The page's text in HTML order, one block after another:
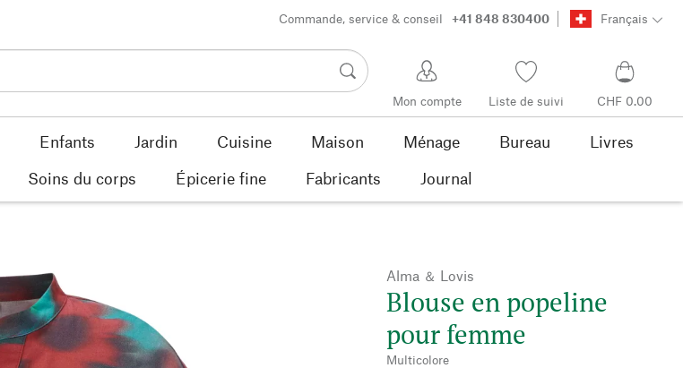
Commande, service & conseil +41 848 830400 Français
Mon compte Liste de suivi CHF 0.00
Enfants Jardin Cuisine Maison Ménage Bureau
Livres
Soins du corps Épicerie fine Fabricants Journal
Alma ＆ Lovis
Blouse en popeline
pour femme
Multicolore